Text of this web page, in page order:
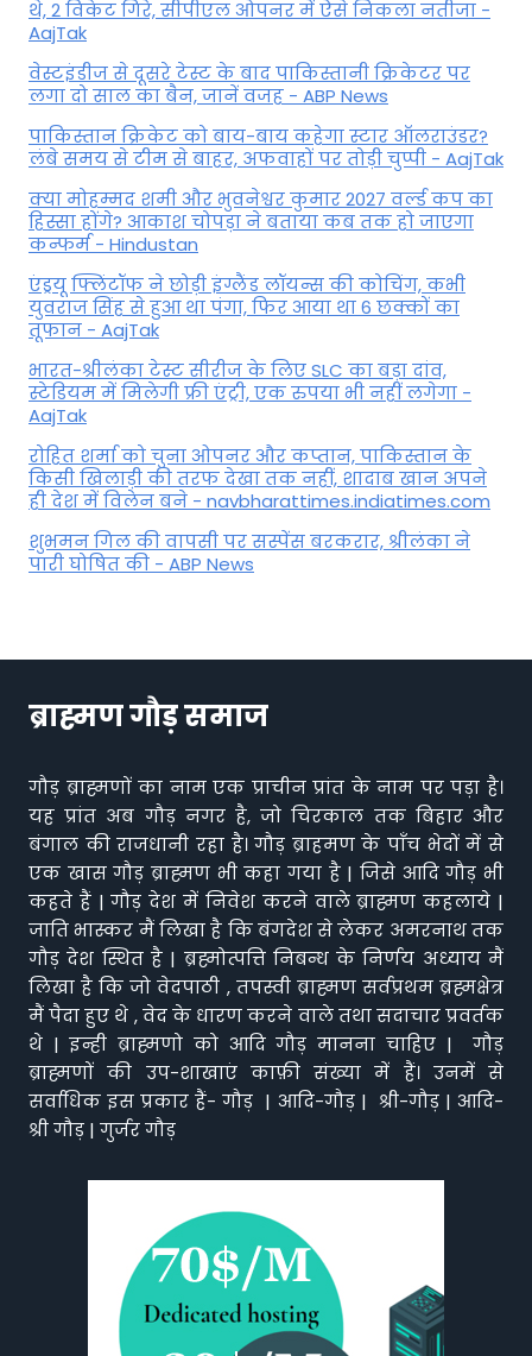
थे, 2 विकेट गिरे, सीपीएल ओपनर में ऐसे न‍िकला नतीजा -
AajTak
वेस्टइंडीज से दूसरे टेस्ट के बाद पाकिस्तानी क्रिकेटर पर
लगा दो साल का बैन, जानें वजह - ABP News
पाकिस्तान क्रिकेट को बाय-बाय कहेगा स्टार ऑलराउंडर?
लंबे समय से टीम से बाहर, अफवाहों पर तोड़ी चुप्पी - AajTak
क्या मोहम्मद शमी और भुवनेश्वर कुमार 2027 वर्ल्ड कप का
हिस्सा होंगे? आकाश चोपड़ा ने बताया कब तक हो जाएगा
कन्फर्म - Hindustan
एंड्रयू फ्लिंटॉफ ने छोड़ी इंग्लैंड लॉयन्स की कोच‍िंग, कभी
युवराज सिंह से हुआ था पंगा, फ‍िर आया था 6 छक्कों का
तूफान - AajTak
भारत-श्रीलंका टेस्ट सीरीज के लिए SLC का बड़ा दांव,
स्टेडियम में मिलेगी फ्री एंट्री, एक रुपया भी नहीं लगेगा -
AajTak
रोहित शर्मा को चुना ओपनर और कप्तान, पाकिस्तान के
किसी खिलाड़ी की तरफ देखा तक नहीं, शादाब खान अपने
ही देश में विलेन बने - navbharattimes.indiatimes.com
शुभमन गिल की वापसी पर सस्पेंस बरकरार, श्रीलंका ने
पारी घोषित की - ABP News
ब्राह्मण गौड़ समाज
गौड़ ब्राह्मणों का नाम एक प्राचीन प्रांत के नाम पर पड़ा है।
यह प्रांत अब गौड़ नगर है, जो चिरकाल तक बिहार और
बंगाल की राजधानी रहा है। गौड़ ब्राहमण के पाँच भेदों में से
एक खास गौड़ ब्राह्मण भी कहा गया है | जिसे आदि गौड़ भी
कहते हैं | गौड़ देश में निवेश करने वाले ब्राह्मण कहलाये |
जाति भास्कर मैं लिखा है कि बंगदेश से लेकर अमरनाथ तक
गौड़ देश स्थित है | ब्रह्मोत्पत्ति निबन्ध के निर्णय अध्याय मैं
लिखा है कि जो वेदपाठी , तपस्वी ब्राह्मण सर्वप्रथम ब्रह्मक्षेत्र
मैं पैदा हुए थे , वेद के धारण करने वाले तथा सदाचार प्रवर्तक
थे | इन्ही ब्राह्मणो को आदि गौड़ मानना चाहिए | गौड़
ब्राह्मणों की उप-शाखाएं काफ़ी संख्या में हैं। उनमें से
सर्वाधिक इस प्रकार हैं- गौड़ | आदि-गौड़ | श्री-गौड़ | आदि-
श्री गौड़ | गुर्जर गौड़